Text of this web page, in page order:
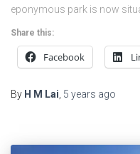
eponymous park is now
Share this:
Facebook
By H M Lai 5 years ago